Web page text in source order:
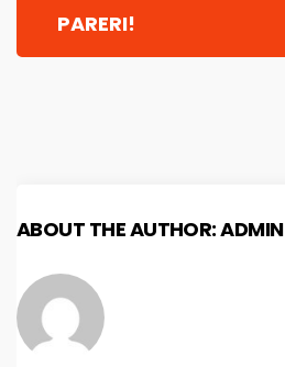
PARERI!
ABOUT THE AUTHOR:ADMIN